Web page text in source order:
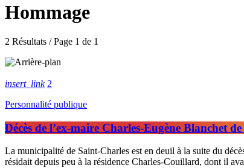
Hommage
2 Résultats / Page 1 de 1
insert_link 2
Personnalité publique
Décès de l’ex-maire Charles-Eugène Blanchet
La municipalité de Saint-Charles est en deuil à la suite du
résidait depuis peu à la résidence Charles-Couillard, dont il